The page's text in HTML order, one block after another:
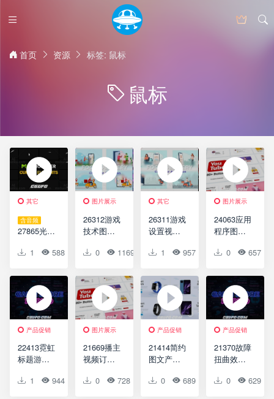
首页 资源 标签: 鼠标
鼠标
其它
含音频
27865光标
奇模版
Elements |
DaVinci
Resolve
1 588 0 0
图片展示
26312游戏
技术图文
AE模版
Technolog
y
Slideshow
0 1169 0 0
其它
26311游戏
设置视频
版Gaming
Opener
1 957 0 0
图片展示
24063应用
程序图片
AE模板
Subscribe
Buttons
Pack
0 657
产品促销
22413霓虹
标题游戏
促销AE模
1 944 0 0
图片展示
21669播主
视频订阅
示AE模板
0 728 0 0
产品促销
21414简约
图文产品
展示促宣
0 689 0 0
产品促销
21370故障
扭曲效果
宣传促销
0 629